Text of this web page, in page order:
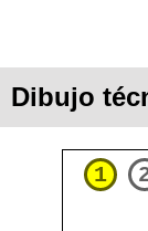
Dibujo
1